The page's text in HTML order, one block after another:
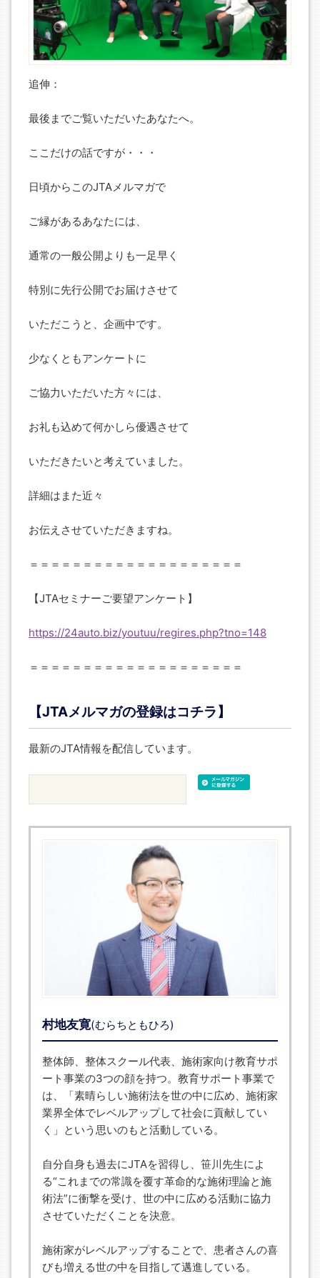
追伸：
最後までご覧いただいたあなたへ。
ここだけの話ですが・・・
日頃からこのJTAメルマガで
ご縁があるあなたには、
通常の一般公開よりも一足早く
特別に先行公開でお届けさせて
いただこうと、企画中です。
少なくともアンケートに
ご協力いただいた方々には、
お礼も込めて何かしら優遇させて
いただきたいと考えていました。
詳細はまた近々
お伝えさせていただきますね。
＝＝＝＝＝＝＝＝＝＝＝＝＝＝＝＝＝＝＝＝
【JTAセミナーご要望アンケート】
https://24auto.biz/youtuu/regires.php?tno=148
＝＝＝＝＝＝＝＝＝＝＝＝＝＝＝＝＝＝＝＝
【JTAメルマガの登録はコチラ】
最新のJTA情報を配信しています。
村地友寛(むらちともひろ)
整体師、整体スクール代表、施術家向け教育サポ
ート事業の3つの顔を持つ。教育サポート事業で
は、「素晴らしい施術法を世の中に広め、施術家
業界全体でレベルアップして社会に貢献してい
く」という思いのもと活動している。
自分自身も過去にJTAを習得し、笹川先生によ
る“これまでの常識を覆す革命的な施術理論と施
術法”に衝撃を受け、世の中に広める活動に協力
させていただくことを決意。
施術家がレベルアップすることで、患者さんの喜
びも増える世の中を目指して邁進している。